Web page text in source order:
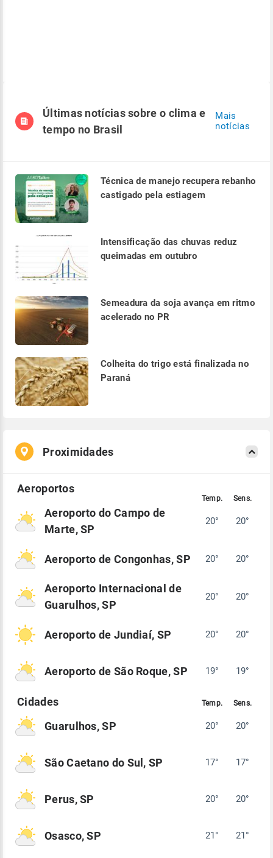
Últimas notícias sobre o clima e
tempo no Brasil
Mais
notícias
Técnica de manejo recupera rebanho
castigado pela estiagem
Intensificação das chuvas reduz
queimadas em outubro
Semeadura da soja avança em ritmo
acelerado no PR
Colheita do trigo está finalizada no
Paraná
Proximidades
Aeroporto do Campo de
Marte, SP
20° 20°
Aeroporto de Congonhas, SP 20° 20°
Aeroporto Internacional de
Guarulhos, SP
20° 20°
Aeroporto de Jundiaí, SP 20° 20°
Aeroporto de São Roque, SP 19° 19°
Guarulhos, SP 20° 20°
São Caetano do Sul, SP 17° 17°
Perus, SP 20° 20°
Osasco, SP 21° 21°